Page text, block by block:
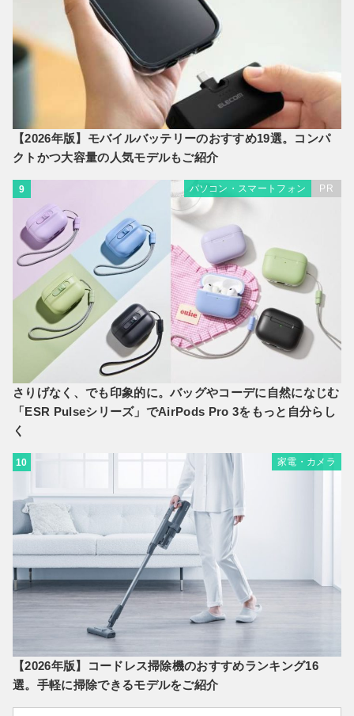
【2026年版】モバイルバッテリーのおすすめ19選。コンパ
クトかつ大容量の人気モデルもご紹介
9 パソコン・スマートフォン PR
さりげなく、でも印象的に。バッグやコーデに自然になじむ
「ESR Pulseシリーズ」でAirPods Pro 3をもっと自分らし
く
10 家電・カメラ
【2026年版】コードレス掃除機のおすすめランキング16
選。手軽に掃除できるモデルをご紹介